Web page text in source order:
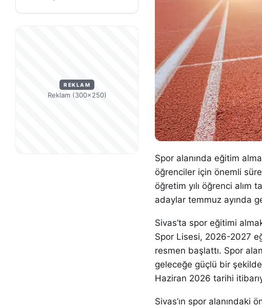
REKLAM
Reklam (300×250)
Spor alanında eğitim
öğrenciler için önemli
öğretim yılı öğrenci alım
adaylar temmuz ayında
Sivas’ta spor eğitimi
Spor Lisesi, 2026-2027
resmen başlattı. Spor
geleceğe güçlü bir
Haziran 2026 tarihi
Sivas’ın spor alanındaki